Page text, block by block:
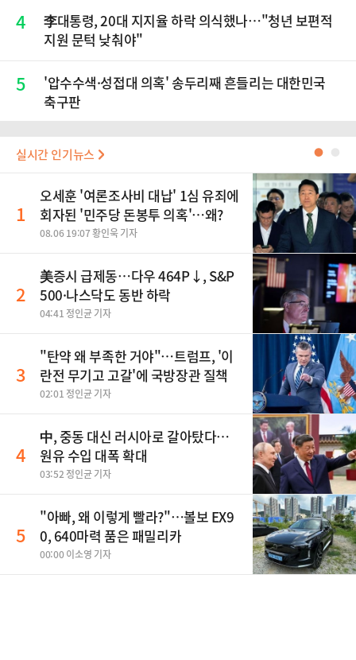
4
李대통령, 20대 지지율 하락 의식했나…"청년 보편적
지원 문턱 낮춰야"
5
'압수수색·성접대 의혹' 송두리째 흔들리는 대한민국
축구판
실시간 인기뉴스 ●
1
오세훈 '여론조사비 대납' 1심 유죄에
회자된 '민주당 돈봉투 의혹'…왜?
08.06 19:07 황인욱 기자
2
美증시 급제동…다우 464P↓, S&P
500·나스닥도 동반 하락
04:41 정인균 기자
3
"탄약 왜 부족한 거야"…트럼프, '이
란전 무기고 고갈'에 국방장관 질책
02:01 정인균 기자
4
中, 중동 대신 러시아로 갈아탔다…
원유 수입 대폭 확대
03:52 정인균 기자
5
"아빠, 왜 이렇게 빨라?"…볼보 EX9
0, 640마력 품은 패밀리카
00:00 이소영 기자